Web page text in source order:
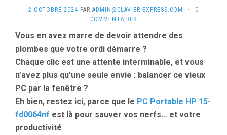
2 OCTOBRE 2024 PAR ADMIN@CLAVIER-EXPRESS.COM ·
0
COMMENTAIRES
Vous en avez marre de devoir attendre des
plombes que votre ordi démarre ?
Chaque clic est une attente interminable, et vous
n’avez plus qu’une seule envie : balancer ce vieux
PC par la fenêtre ?
Eh bien, restez ici, parce que le PC Portable HP 15-
fd0064nf est là pour sauver vos nerfs… et votre
productivité